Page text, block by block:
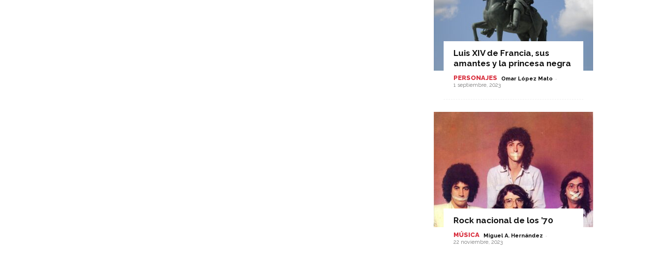
Luis XIV de Francia, sus
amantes y la princesa negra
PERSONAJES Omar López Mato -
1 septiembre, 2023
Rock nacional de los ’70
MÚSICA Miguel A. Hernández -
22 noviembre, 2023